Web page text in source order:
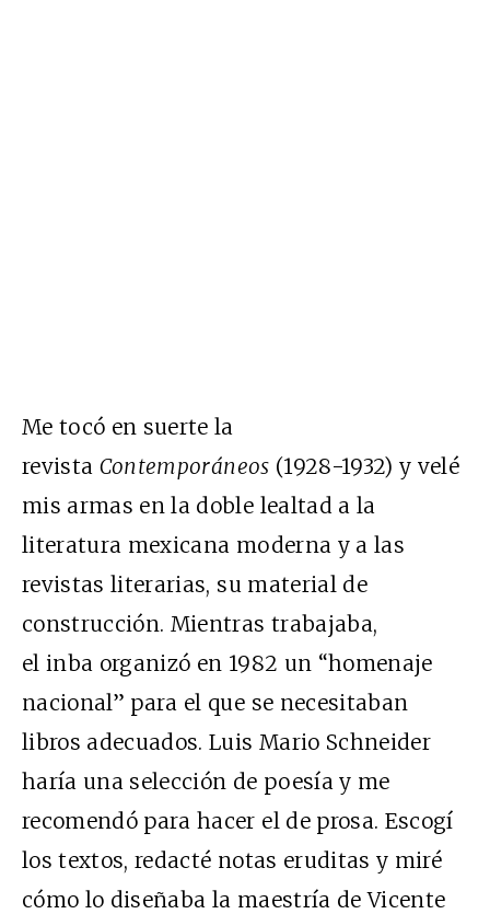
Me tocó en suerte la
revista Contemporáneos (1928-1932) y velé
mis armas en la doble lealtad a la
literatura mexicana moderna y a las
revistas literarias, su material de
construcción. Mientras trabajaba,
el inba organizó en 1982 un “homenaje
nacional” para el que se necesitaban
libros adecuados. Luis Mario Schneider
haría una selección de poesía y me
recomendó para hacer el de prosa. Escogí
los textos, redacté notas eruditas y miré
cómo lo diseñaba la maestría de Vicente